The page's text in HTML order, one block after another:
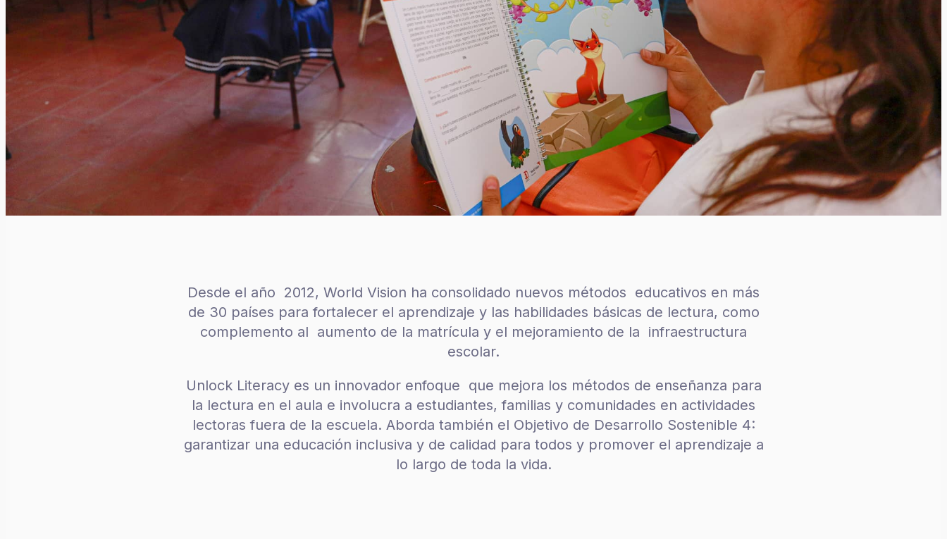
Desde el año 2012, World Vision ha consolidado nuevos métodos educativos en más
de 30 países para fortalecer el aprendizaje y las habilidades básicas de lectura, como
complemento al aumento de la matrícula y el mejoramiento de la infraestructura
escolar.
Unlock Literacy es un innovador enfoque que mejora los métodos de enseñanza para
la lectura en el aula e involucra a estudiantes, familias y comunidades en actividades
lectoras fuera de la escuela. Aborda también el Objetivo de Desarrollo Sostenible 4:
garantizar una educación inclusiva y de calidad para todos y promover el aprendizaje a
lo largo de toda la vida.